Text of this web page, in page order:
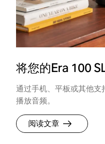
将您的Era 100
通过手机、平板或其他
播放音频。
阅读文章